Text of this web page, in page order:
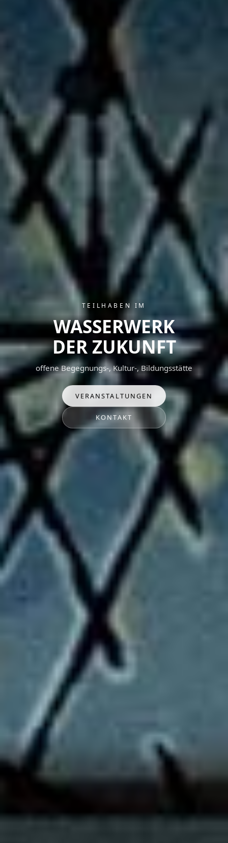
TEILHABEN IM
WASSERWERK
DER ZUKUNFT
offene Begegnungs-, Kultur-, Bildungsstätte
VERANSTALTUNGEN
KONTAKT